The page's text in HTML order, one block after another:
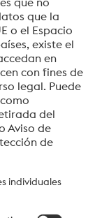
Perú S.A.
es la empresa
Metals. La